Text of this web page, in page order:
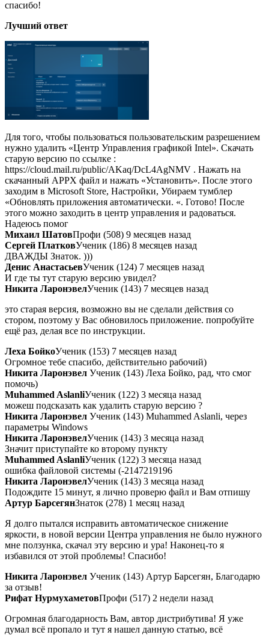
спасибо!
Лучший ответ
Для того, чтобы пользоваться пользовательским разрешением
нужно удалить «Центр Управления графикой Intel». Скачать
старую версию по ссылке :
https://cloud.mail.ru/public/AKaq/DcL4AgNMV . Нажать на
скачанный APPX файл и нажать «Установить». После этого
заходим в Microsoft Store, Настройки, Убираем тумблер
«Обновлять приложения автоматически. «. Готово! После
этого можно заходить в центр управления и радоваться.
Надеюсь помог
Михаил ШатовПрофи (508) 9 месяцев назад
Сергей ПлатковУченик (186) 8 месяцев назад
ДВАЖДЫ Знаток. )))
Денис АнастасьевУченик (124) 7 месяцев назад
И где ты тут старую версию увидел?
Никита ЛаронэвелУченик (143) 7 месяцев назад
это старая версия, возможно вы не сделали действия со
стором, поэтому у Вас обновилось приложение. попробуйте
ещё раз, делая все по инструкции.
Леха БойкоУченик (153) 7 месяцев назад
Огромное тебе спасибо, действительно рабочий)
Никита Ларонэвел Ученик (143) Леха Бойко, рад, что смог
помочь)
Muhammed AslanliУченик (122) 3 месяца назад
можеш подсказать как удалить старую версию ?
Никита Ларонэвел Ученик (143) Muhammed Aslanli, через
параметры Windows
Никита ЛаронэвелУченик (143) 3 месяца назад
Значит приступайте ко второму пункту
Muhammed AslanliУченик (122) 3 месяца назад
ошибка файловой системы (-2147219196
Никита ЛаронэвелУченик (143) 3 месяца назад
Подождите 15 минут, я лично проверю файл и Вам отпишу
Артур БарсегянЗнаток (278) 1 месяц назад
Я долго пытался исправить автоматическое снижение
яркости, в новой версии Центра управления не было нужного
мне ползунка, скачал эту версию и ура! Наконец-то я
избавился от этой проблемы! Спасибо!
Никита Ларонэвел Ученик (143) Артур Барсегян, Благодарю
за отзыв!
Рифат НурмухаметовПрофи (517) 2 недели назад
Огромная благодарность Вам, автор дистрибутива! Я уже
думал всё пропало и тут я нашел данную статью, всё